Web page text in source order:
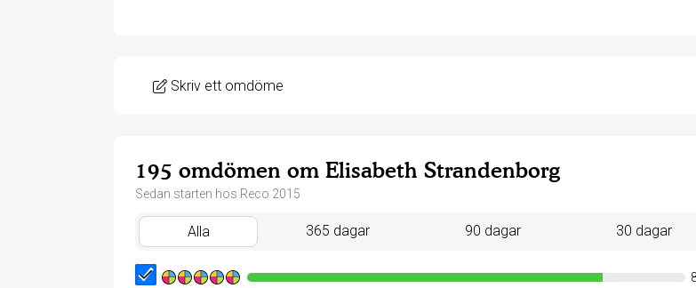
Skriv ett omdöme
195 omdömen om Elisabeth Strandenborg
Sedan starten hos Reco 2015
Alla 365 dagar 90 dagar 30 dagar